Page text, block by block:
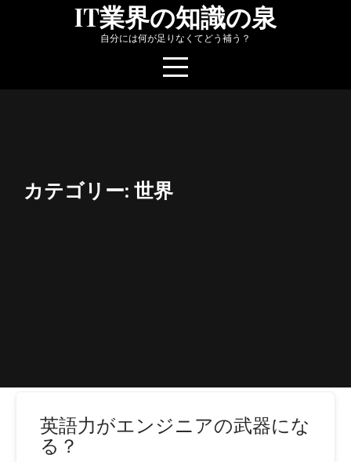
IT業界の知識の泉
自分には何が足りなくてどう補う？
カテゴリー: 世界
英語力がエンジニアの武器にな
る？